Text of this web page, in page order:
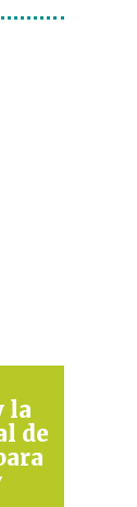
la
de